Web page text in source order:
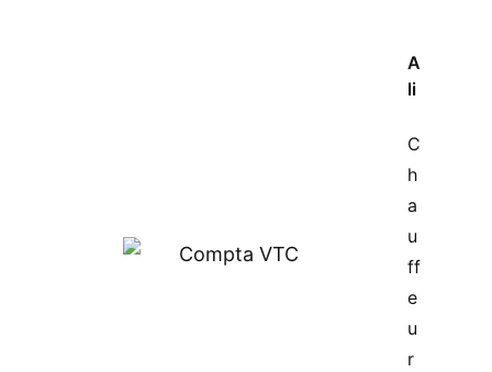
A
li
C
h
a
u
ff
e
u
r